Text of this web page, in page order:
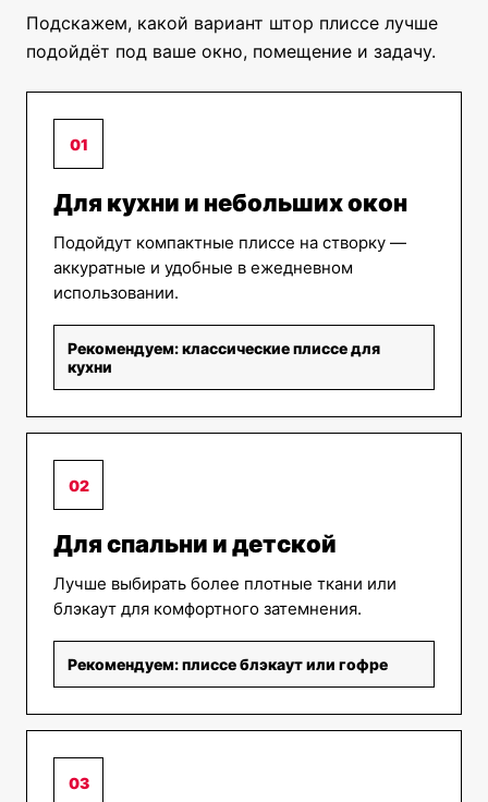
Подскажем, какой вариант штор плиссе лучше
подойдёт под ваше окно, помещение и задачу.
01
Для кухни и небольших окон
Подойдут компактные плиссе на створку —
аккуратные и удобные в ежедневном
использовании.
Рекомендуем: классические плиссе для
кухни
02
Для спальни и детской
Лучше выбирать более плотные ткани или
блэкаут для комфортного затемнения.
Рекомендуем: плиссе блэкаут или гофре
03